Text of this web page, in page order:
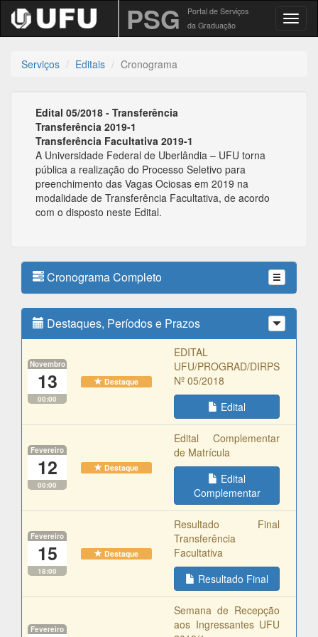
PSG
Portal de Serviços
da Graduação
Serviços Editais Cronograma
Edital 05/2018 - Transferência
Transferência 2019-1
Transferência Facultativa 2019-1
A Universidade Federal de Uberlândia – UFU torna
pública a realização do Processo Seletivo para
preenchimento das Vagas Ociosas em 2019 na
modalidade de Transferência Facultativa, de acordo
com o disposto neste Edital.
Cronograma Completo
Destaques, Períodos e Prazos
Novembro
13
00:00
Destaque
EDITAL
UFU/PROGRAD/DIRPS
Nº 05/2018
Edital
Fevereiro
12
00:00
Destaque
Edital Complementar
de Matrícula
Edital
Complementar
Fevereiro
15
18:00
Destaque
Resultado Final
Transferência
Facultativa
Resultado Final
Fevereiro
Semana de Recepção
aos Ingressantes UFU